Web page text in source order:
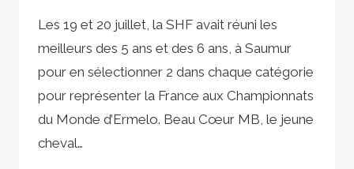
Les 19 et 20 juillet, la SHF avait réuni les
meilleurs des 5 ans et des 6 ans, à Saumur
pour en sélectionner 2 dans chaque catégorie
pour représenter la France aux Championnats
du Monde d’Ermelo. Beau Cœur MB, le jeune
cheval…